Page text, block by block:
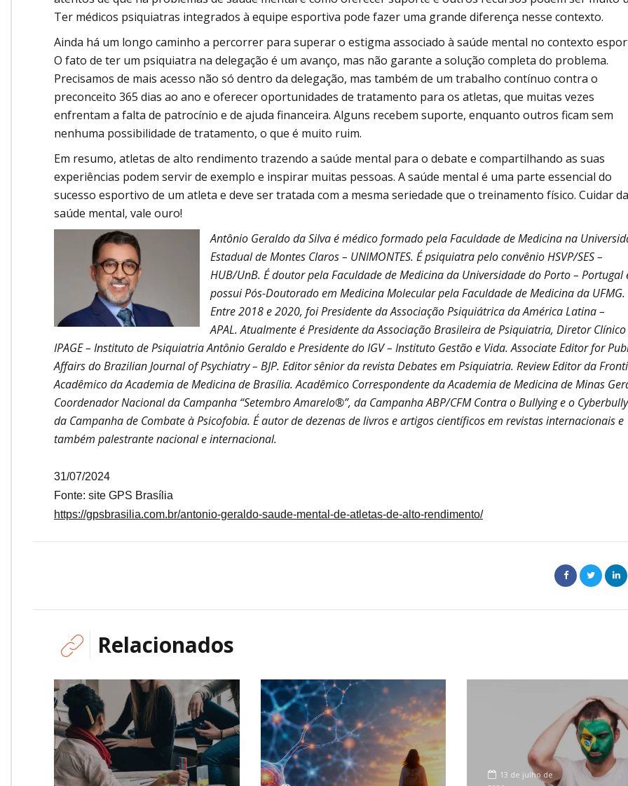
Ter médicos psiquiatras integrados à equipe esportiva pode fazer uma grande diferença nesse contexto.
Ainda há um longo caminho a percorrer para superar o estigma associado à saúde mental no contexto
O fato de ter um psiquiatra na delegação é um avanço, mas não garante a solução completa do problema.
Precisamos de mais acesso não só dentro da delegação, mas também de um trabalho contínuo contra o
preconceito 365 dias ao ano e oferecer oportunidades de tratamento para os atletas, que muitas vezes
enfrentam a falta de patrocínio e de ajuda financeira. Alguns recebem suporte, enquanto outros ficam sem
nenhuma possibilidade de tratamento, o que é muito ruim.
Em resumo, atletas de alto rendimento trazendo a saúde mental para o debate e compartilhando as suas
experiências podem servir de exemplo e inspirar muitas pessoas. A saúde mental é uma parte essencial do
sucesso esportivo de um atleta e deve ser tratada com a mesma seriedade que o treinamento físico. Cuidar da
saúde mental, vale ouro!
Antônio Geraldo da Silva é médico formado pela Faculdade de Medicina na
Estadual de Montes Claros – UNIMONTES. É psiquiatra pelo convênio HSVP/SES –
HUB/UnB. É doutor pela Faculdade de Medicina da Universidade do Porto – Portugal
possui Pós-Doutorado em Medicina Molecular pela Faculdade de Medicina da UFMG.
Entre 2018 e 2020, foi Presidente da Associação Psiquiátrica da América Latina –
APAL.Atualmente é Presidente da Associação Brasileira de Psiquiatria, Diretor
IPAGE – Instituto de Psiquiatria Antônio Geraldo e Presidente do IGV – Instituto Gestão e Vida. Associate Editor for
Affairs do Brazilian Journal of Psychiatry – BJP. Editor sênior da revista Debates em Psiquiatria. Review Editor da
Acadêmico da Academia de Medicina de Brasília. Acadêmico Correspondente da Academia de Medicina de Minas
Coordenador Nacional da Campanha “Setembro Amarelo®”, da Campanha ABP/CFM Contra o Bullying e o
da Campanha de Combate à Psicofobia. É autor de dezenas de livros e artigos científicos em revistas internacionais e
também palestrante nacional e internacional.
31/07/2024
Fonte: site GPS Brasília
https://gpsbrasilia.com.br/antonio-geraldo-saude-mental-de-atletas-de-alto-rendimento/
Relacionados
13 de julho de